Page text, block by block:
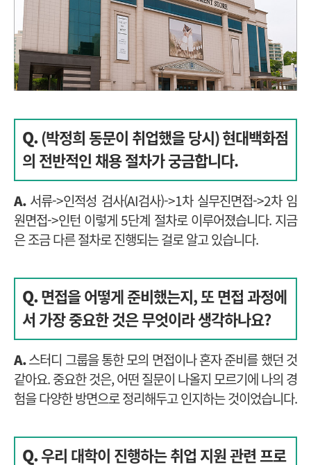
Q. (박정희 동문이 취업했을 당시) 현대백화점
의 전반적인 채용 절차가 궁금합니다.
A. 서류->인적성 검사(AI검사)->1차 실무진면접->2차 임
원면접->인턴 이렇게 5단계 절차로 이루어졌습니다. 지금
은 조금 다른 절차로 진행되는 걸로 알고 있습니다.
Q. 면접을 어떻게 준비했는지, 또 면접 과정에
서 가장 중요한 것은 무엇이라 생각하나요?
A. 스터디 그룹을 통한 모의 면접이나 혼자 준비를 했던 것
같아요. 중요한 것은, 어떤 질문이 나올지 모르기에 나의 경
험을 다양한 방면으로 정리해두고 인지하는 것이었습니다.
Q. 우리 대학이 진행하는 취업 지원 관련 프로